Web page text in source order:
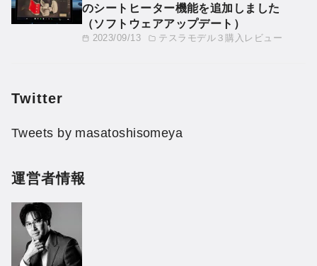
2023/09/13 テスラモデル３購入レビュー
のシートヒーター機能を追加しました
（ソフトウェアアップデート）
Twitter
Tweets by masatoshisomeya
運営者情報